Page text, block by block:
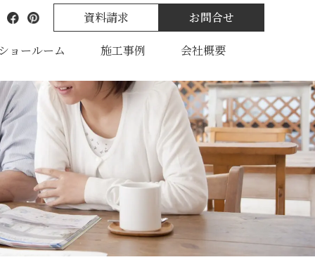
資料請求 お問合せ
ョールーム 施工事例 会社概要